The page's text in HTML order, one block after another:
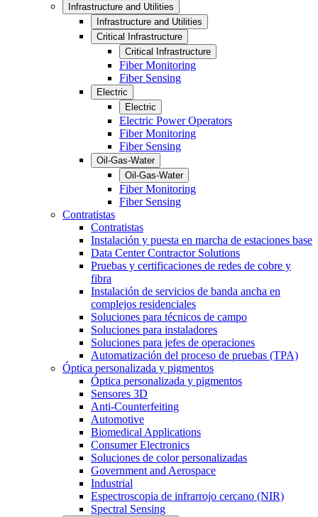
Infrastructure and Utilities
Infrastructure and Utilities
Critical Infrastructure
Critical Infrastructure
Fiber Monitoring
Fiber Sensing
Electric
Electric
Electric Power Operators
Fiber Monitoring
Fiber Sensing
Oil-Gas-Water
Oil-Gas-Water
Fiber Monitoring
Fiber Sensing
Contratistas
Contratistas
Instalación y puesta en marcha de estaciones base
Data Center Contractor Solutions
Pruebas y certificaciones de redes de cobre y
fibra
Instalación de servicios de banda ancha en
complejos residenciales
Soluciones para técnicos de campo
Soluciones para instaladores
Soluciones para jefes de operaciones
Automatización del proceso de pruebas (TPA)
Óptica personalizada y pigmentos
Óptica personalizada y pigmentos
Sensores 3D
Anti-Counterfeiting
Automotive
Biomedical Applications
Consumer Electronics
Soluciones de color personalizadas
Government and Aerospace
Industrial
Espectroscopia de infrarrojo cercano (NIR)
Spectral Sensing